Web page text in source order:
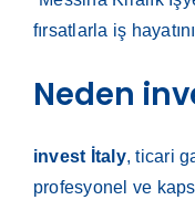
fırsatlarla iş
Neden
invest İtaly, ticari
profesyonel ve